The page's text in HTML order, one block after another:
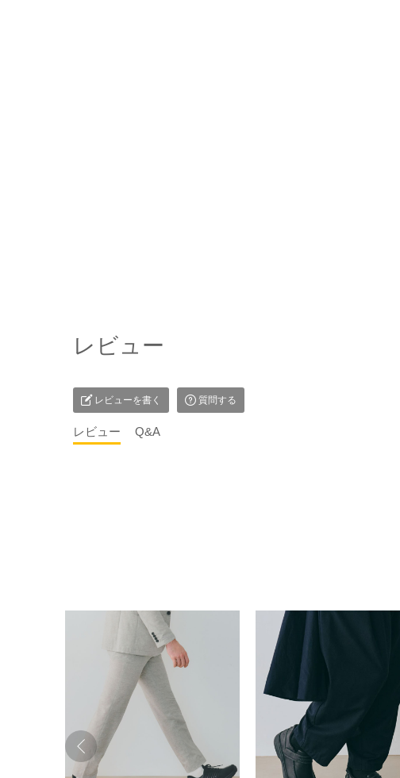
レビュー
レビューを書く 質問する
レビュー Q&A